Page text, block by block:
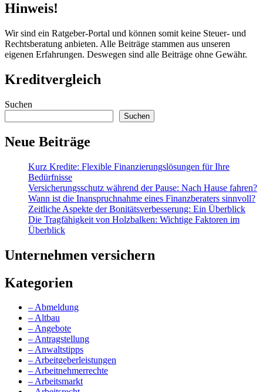
Hinweis!
Wir sind ein Ratgeber-Portal und können somit keine Steuer- und
Rechtsberatung anbieten. Alle Beiträge stammen aus unseren
eigenen Erfahrungen. Deswegen sind alle Beiträge ohne Gewähr.
Kreditvergleich
Suchen
Suchen
Neue Beiträge
Kurz Kredite: Flexible Finanzierungslösungen für Ihre
Bedürfnisse
Versicherungsschutz während der Pause: Nach Hause fahren?
Wann ist die Inanspruchnahme eines Finanzberaters sinnvoll?
Zeitliche Aspekte der Bonitätsverbesserung: Ein Überblick
Die Tragfähigkeit von Holzbalken: Wichtige Faktoren im
Überblick
Unternehmen versichern
Kategorien
– Abmeldung
– Altbau
– Angebote
– Antragstellung
– Anwaltstipps
– Arbeitgeberleistungen
– Arbeitnehmerrechte
– Arbeitsmarkt